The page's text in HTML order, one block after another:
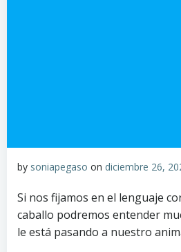
by soniapegaso on diciembre 26,
Si nos fijamos en el lenguaje
caballo podremos entender
le está pasando a nuestro